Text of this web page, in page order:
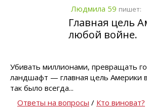
Людмила 59 пишет:
Главная цель
любой войне.
Убивать миллионами, превращать
ландшафт — главная цель Америки
так было всегда...
Ответы на вопросы / Кто виноват?